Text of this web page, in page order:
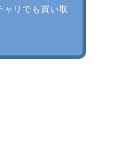
ャリでも買い取